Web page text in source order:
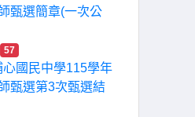
甄選簡章(一次公
57
國民中學115學年
甄選第3次甄選結